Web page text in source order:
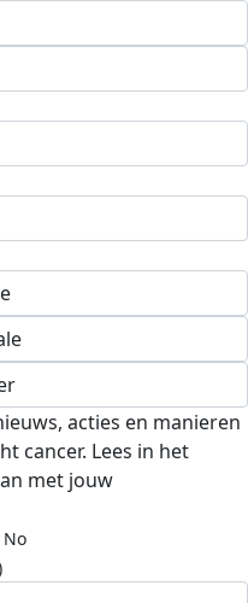
acties en manieren
cancer. Lees in het
met jouw